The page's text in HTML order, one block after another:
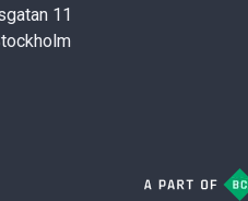
11